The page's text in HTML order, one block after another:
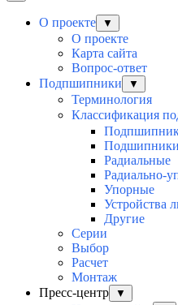
О проекте ▼
О проекте
Карта сайта
Вопрос-ответ
Подпшипники
▼
Терминология
Классификация
Подшипники
Радиальные
Радиально-
Упорные
Устройства
Другие
Серии
Выбор
Раcчет
Монтаж
Пресс-центр
▼